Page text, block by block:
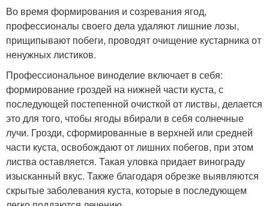
Во время формирования и созревания ягод,
профессионалы своего дела удаляют лишние лозы,
прищипывают побеги, проводят очищение кустарника от
ненужных листиков.
Профессиональное виноделие включает в себя:
формирование гроздей на нижней части куста, с
последующей постепенной очисткой от листвы, делается
это для того, чтобы ягоды вбирали в себя солнечные
лучи. Грозди, сформированные в верхней или средней
части куста, освобождают от лишних побегов, при этом
листва оставляется. Такая уловка придает винограду
изысканный вкус. Также благодаря обрезке выявляются
скрытые заболевания куста, которые в последующем